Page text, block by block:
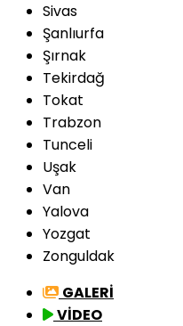
Sivas
Şanlıurfa
Şırnak
Tekirdağ
Tokat
Trabzon
Tunceli
Uşak
Van
Yalova
Yozgat
Zonguldak
GALERİ
VİDEO